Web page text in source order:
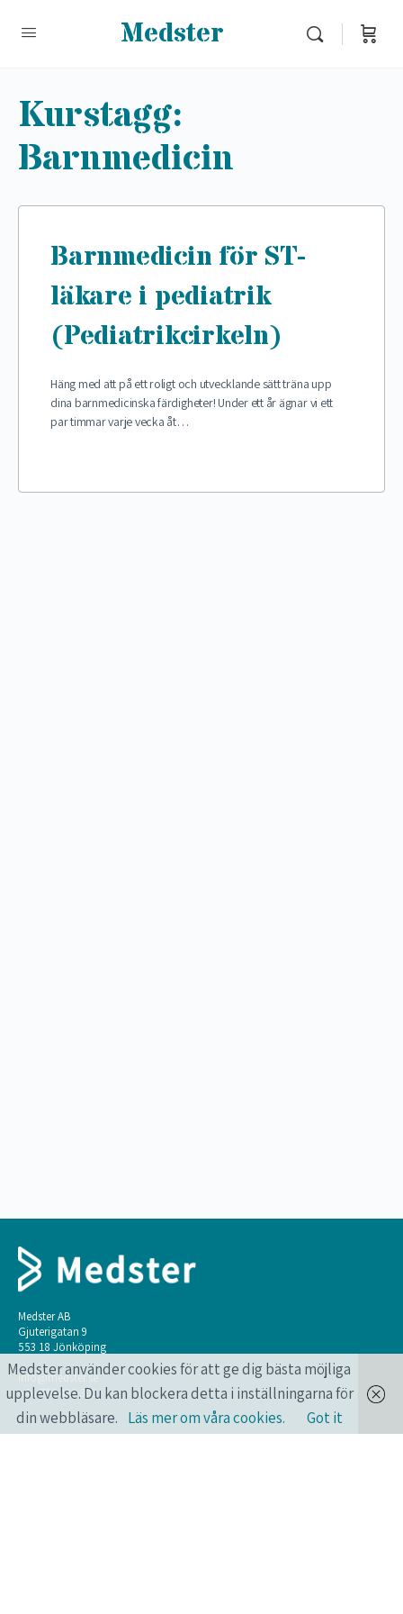
Medster
Kurstagg:
Barnmedicin
Barnmedicin för ST-
läkare i pediatrik
(Pediatrikcirkeln)
Häng med att på ett roligt och utvecklande sätt träna upp
dina barnmedicinska färdigheter! Under ett år ägnar vi ett
par timmar varje vecka åt…
Medster AB
Gjuterigatan 9
553 18 Jönköping
info@medster.se
+46 736 496 302
Medster använder cookies för att ge dig bästa möjliga
upplevelse. Du kan blockera detta i inställningarna för
din webbläsare. Läs mer om våra cookies. Got it